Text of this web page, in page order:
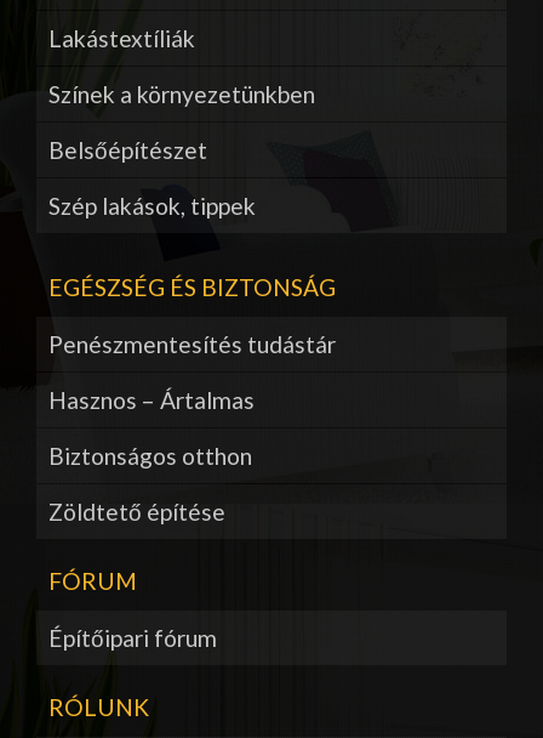
Lakástextíliák
Színek a környezetünkben
Belsőépítészet
Szép lakások, tippek
EGÉSZSÉG ÉS BIZTONSÁG
Penészmentesítés tudástár
Hasznos – Ártalmas
Biztonságos otthon
Zöldtető építése
FÓRUM
Építőipari fórum
RÓLUNK